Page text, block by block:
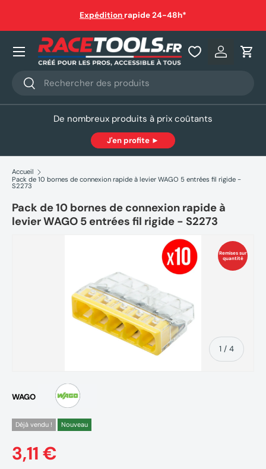
Aller au contenu
Expédition rapide 24-48h*
Recherche
Rechercher
Se
Nos produits
De nombreux produits à prix coûtants
J'en profite ►
Accueil
Pack de 10 bornes de connexion rapide à levier WAGO 5 entrées fil rigide -
S2273
Pack de 10 bornes de connexion rapide à
levier WAGO 5 entrées fil rigide - S2273
Remises sur
quantité
1 / de
4
WAGO
Déjà vendu ! Nouveau
3,11 €